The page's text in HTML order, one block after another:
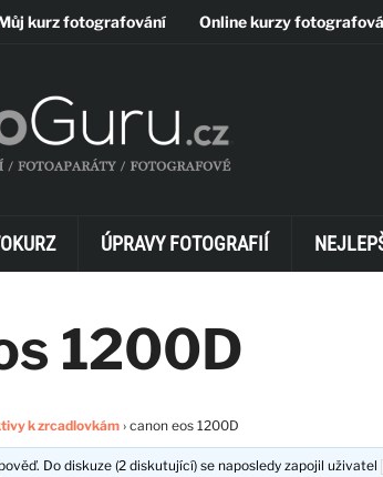
kurz fotografování Online kurzy
ÚPRAVY FOTOGRAFIÍ
1200D
k zrcadlovkám › canon eos 1200D
Do diskuze (2 diskutující) se naposledy zapojil uživatel